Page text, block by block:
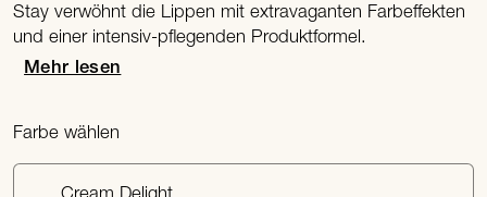
Stay verwöhnt die Lippen mit extravaganten Farbeffekten
und einer intensiv-pflegenden Produktformel.
Mehr lesen
Farbe wählen